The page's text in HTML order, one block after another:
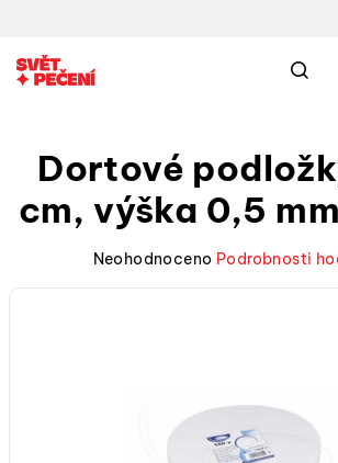
na
obsah
Dortové
cm, výška 0,5
Průměrné
Neohodnoceno Podrobnosti